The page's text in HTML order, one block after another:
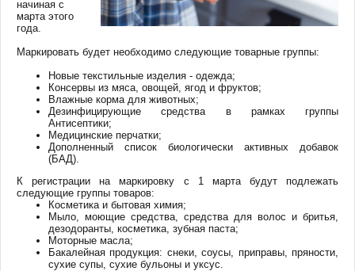
начиная с
марта этого
года.
Маркировать будет необходимо следующие товарные группы:
Новые текстильные изделия - одежда;
Консервы из мяса, овощей, ягод и фруктов;
Влажные корма для животных;
Дезинфицирующие средства в рамках группы
Антисептики;
Медицинские перчатки;
Дополненный список биологически активных добавок
(БАД).
К регистрации на маркировку с 1 марта будут подлежать
следующие группы товаров:
Косметика и бытовая химия;
Мыло, моющие средства, средства для волос и бритья,
дезодоранты, косметика, зубная паста;
Моторные масла;
Бакалейная продукция: снеки, соусы, приправы, пряности,
сухие супы, сухие бульоны и уксус.